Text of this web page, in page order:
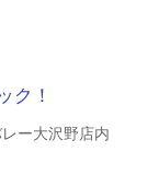
！
ー大沢野店内